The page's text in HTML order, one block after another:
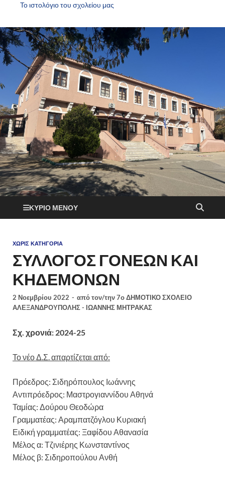
Το ιστολόγιο του σχολείου μας
ΚΎΡΙΟ ΜΕΝΟΎ
ΧΩΡΊΣ ΚΑΤΗΓΟΡΊΑ
ΣΥΛΛΟΓΟΣ ΓΟΝΕΩΝ ΚΑΙ
ΚΗΔΕΜΟΝΩΝ
2 Νοεμβρίου 2022 - από τον/την7ο ΔΗΜΟΤΙΚΟ ΣΧΟΛΕΙΟ
ΑΛΕΞΑΝΔΡΟΥΠΟΛΗΣ - ΙΩΑΝΝΗΣ ΜΗΤΡΑΚΑΣ
Σχ. χρονιά: 2024-25
Το νέο Δ.Σ. απαρτίζεται από:
Πρόεδρος: Σιδηρόπουλος Ιωάννης
Αντιπρόεδρος: Μαστρογιαννίδου Αθηνά
Ταμίας: Δούρου Θεοδώρα
Γραμματέας: Αραμπατζόγλου Κυριακή
Ειδική γραμματέας: Ξαφίδου Αθανασία
Μέλος α: Τζινιέρης Κωνσταντίνος
Μέλος β: Σιδηροπούλου Ανθή